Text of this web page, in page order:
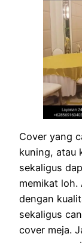
Cover yang
kuning, atau
sekaligus
memikat loh.
dengan
sekaligus
cover meja.